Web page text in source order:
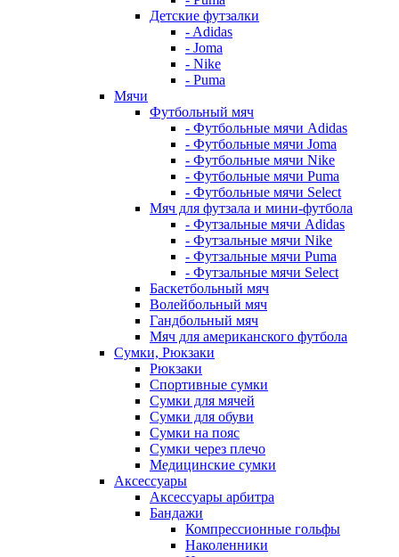
Детские футзалки
- Adidas
- Joma
- Nike
- Puma
Мячи
Футбольный мяч
- Футбольные мячи Adidas
- Футбольные мячи Joma
- Футбольные мячи Nike
- Футбольные мячи Puma
- Футбольные мячи Select
Мяч для футзала и мини-футбола
- Футзальные мячи Adidas
- Футзальные мячи Nike
- Футзальные мячи Puma
- Футзальные мячи Select
Баскетбольный мяч
Волейбольный мяч
Гандбольный мяч
Мяч для американского футбола
Сумки, Рюкзаки
Рюкзаки
Спортивные сумки
Сумки для мячей
Сумки для обуви
Сумки на пояс
Сумки через плечо
Медицинские сумки
Аксессуары
Аксессуары арбитра
Бандажи
Компрессионные гольфы
Наколенники